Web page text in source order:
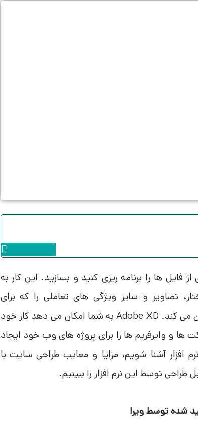
فایل ها را برنامه ریزی کنید و بسازید. این کار به
تصاویر و سایر ویژگی های تعاملی را که برای
بازدیدکنندگان وب سایت خود نمایش می دهید، تعیین می کند. Adobe XD به شما امکان می دهد کار خود
ها و وایرفریم ها را برای پروژه های وب خود ایجاد
افزار آشنا شویم، مزایا و معایب طراحی سایت با
شده توسط ویرا